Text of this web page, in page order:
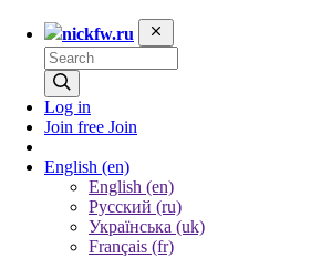
nickfw.ru
Log in
Join free Join
English (en)
English (en)
Русский (ru)
Українська (uk)
Français (fr)